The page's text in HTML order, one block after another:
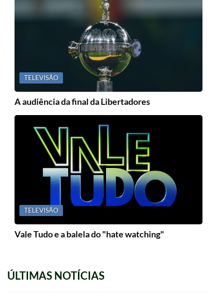
TELEVISÃO
A audiência da final da Libertadores
TELEVISÃO
Vale Tudo e a balela do "hate watching"
ÚLTIMAS NOTÍCIAS